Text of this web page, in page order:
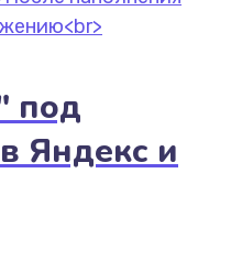
под
Яндекс и